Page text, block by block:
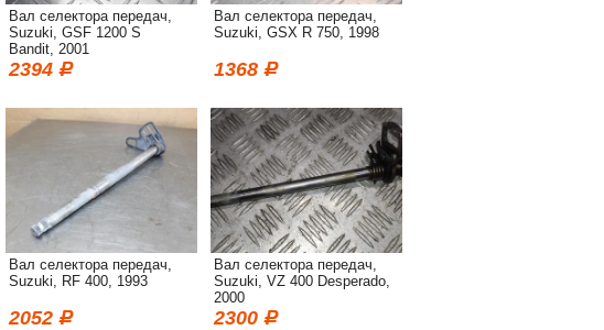
Вал селектора передач,
Suzuki, GSF 1200 S
Bandit, 2001
2394
Вал селектора передач,
Suzuki, GSX R 750, 1998
1368
Вал селектора передач,
Suzuki, RF 400, 1993
2052
Вал селектора передач,
Suzuki, VZ 400 Desperado,
2000
2300